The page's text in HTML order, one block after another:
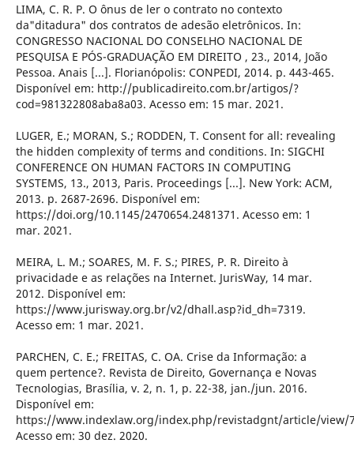
LIMA, C. R. P. O ônus de ler o contrato no contexto
da"ditadura" dos contratos de adesão eletrônicos. In:
CONGRESSO NACIONAL DO CONSELHO NACIONAL DE
PESQUISA E PÓS-GRADUAÇÃO EM DIREITO , 23., 2014, João
Pessoa. Anais [...]. Florianópolis: CONPEDI, 2014. p. 443-465.
Disponível em: http://publicadireito.com.br/artigos/?
cod=981322808aba8a03. Acesso em: 15 mar. 2021.
LUGER, E.; MORAN, S.; RODDEN, T. Consent for all: revealing
the hidden complexity of terms and conditions. In: SIGCHI
CONFERENCE ON HUMAN FACTORS IN COMPUTING
SYSTEMS, 13., 2013, Paris. Proceedings [...]. New York: ACM,
2013. p. 2687-2696. Disponível em:
https://doi.org/10.1145/2470654.2481371. Acesso em: 1
mar. 2021.
MEIRA, L. M.; SOARES, M. F. S.; PIRES, P. R. Direito à
privacidade e as relações na Internet. JurisWay, 14 mar.
2012. Disponível em:
https://www.jurisway.org.br/v2/dhall.asp?id_dh=7319.
Acesso em: 1 mar. 2021.
PARCHEN, C. E.; FREITAS, C. OA. Crise da Informação: a
quem pertence?. Revista de Direito, Governança e Novas
Tecnologias, Brasília, v. 2, n. 1, p. 22-38, jan./jun. 2016.
Disponível em:
https://www.indexlaw.org/index.php/revistadgnt/article/view/
Acesso em: 30 dez. 2020.